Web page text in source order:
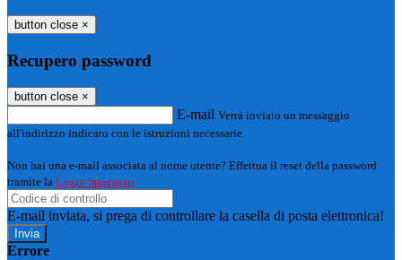
button close ×
Recupero password
button close ×
E-mail Verrà inviato un messaggio
all'indirizzo indicato con le istruzioni necessarie.
Non hai una e-mail associata al nome utente? Effettua il reset della password
tramite la Login Spaggiari
E-mail inviata, si prega di controllare la casella di posta elettronica!
Errore